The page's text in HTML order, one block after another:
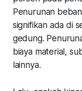
Penurunan
signifikan ada di
gedung.
biaya material,
lainnya.